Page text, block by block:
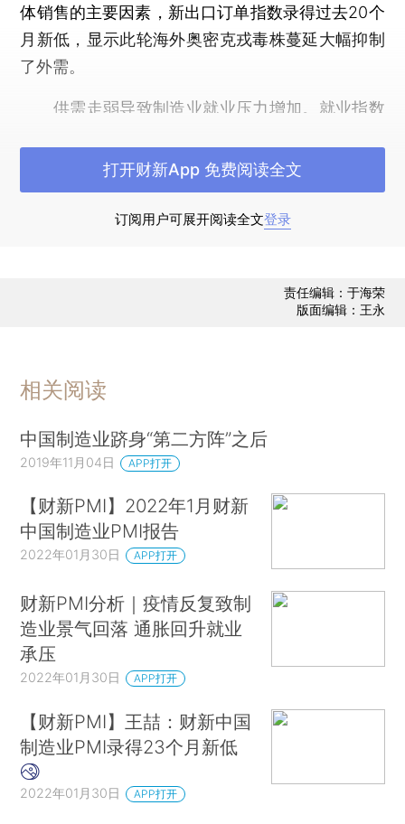
体销售的主要因素，新出口订单指数录得过去20个
月新低，显示此轮海外奥密克戎毒株蔓延大幅抑制
了外需。
供需走弱导致制造业就业压力增加。就业指数
间。企业减少用工的原因，普遍与压缩规模、削减
成本有关，也有部分企业反映招工补缺难。
市场景气度降低，促使企业减少采购和库存，
跌至收缩区间；积压工作也有所下降，积压工作指
数近11个月以来首次位于收缩区间。受疫情防控政
通胀压力尚可。1月制造业企业购进价格指数
幅低于2021年全年平均水平。调查显示，成本端和
收费端价格上涨的主要原因仍然是原材料价格高
虽然疫情持续扰乱制造业运行，但制造业界对
未来12个月的生产前景高度乐观。1月生产经营预
到控制、需求和物流的进一步恢复充满信心。
财新智库高级经济学家王喆表示，2022年1
月，制造业景气度转弱，供给收缩，需求尤其是外
需承压，就业持续低迷，通胀压力减轻，市场乐观
情绪仍位于长期平均水平。2021年12月—2022年1
月，西安、北京等地出现局部疫情，相关防控措施
的加强对生产、运输、销售环节有所制约，“需求收
订阅用户可展开阅读全文登录
打开财新App 免费阅读全文
责任编辑：于海荣
版面编辑：王永
相关阅读
中国制造业跻身“第二方阵”之后
2019年11月04日 APP打开
【财新PMI】2022年1月财新
中国制造业PMI报告
2022年01月30日 APP打开
财新PMI分析｜疫情反复致制
造业景气回落 通胀回升就业
承压
2022年01月30日 APP打开
【财新PMI】王喆：财新中国
制造业PMI录得23个月新低
2022年01月30日 APP打开